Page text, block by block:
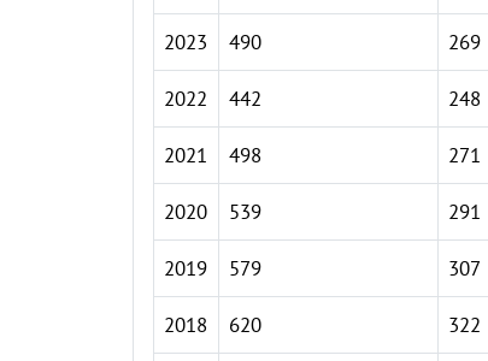
2023 490 269
2022 442 248
2021 498 271
2020 539 291
2019 579 307
2018 620 322